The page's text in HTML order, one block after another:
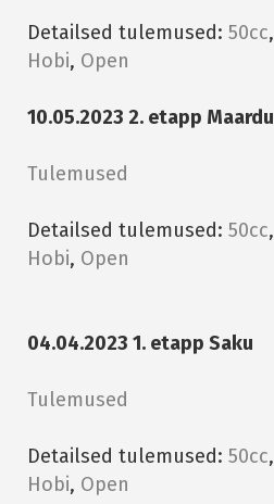
Detailsed tulemused: 50cc,
Hobi, Open
10.05.2023 2. etapp Maardu
Tulemused
Detailsed tulemused: 50cc,
Hobi, Open
04.04.2023 1. etapp Saku
Tulemused
Detailsed tulemused: 50cc,
Hobi, Open